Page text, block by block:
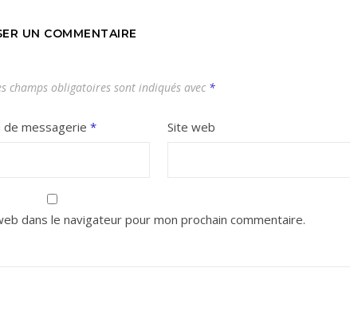
UN COMMENTAIRE
champs obligatoires sont indiqués avec *
de messagerie * Site web
dans le navigateur pour mon prochain commentaire.